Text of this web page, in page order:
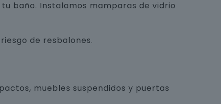
baño. Instalamos mamparas de vidrio
de resbalones.
muebles suspendidos y puertas